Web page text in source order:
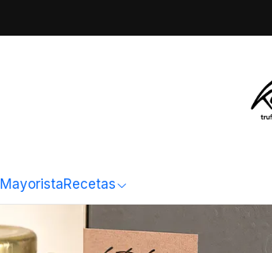
MayoristaRecetas